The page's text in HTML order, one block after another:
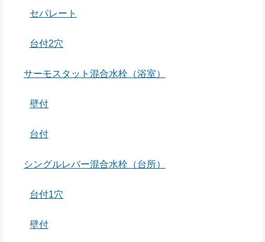
セパレート
台付2穴
サーモスタット混合水栓（浴室）
壁付
台付
シングルレバー混合水栓（台所）
台付1穴
壁付